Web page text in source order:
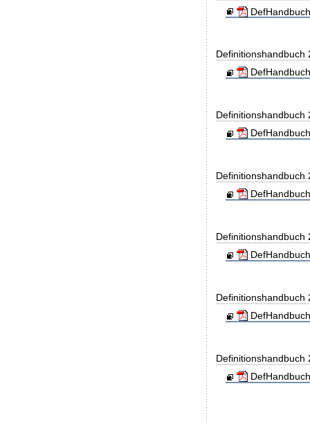
Definitionshandbuch
Definitionshandbuch
Definitionshandbuch
Definitionshandbuch
Definitionshandbuch
Definitionshandbuch